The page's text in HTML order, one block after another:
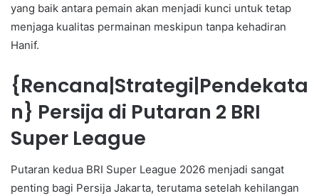
yang baik antara pemain akan menjadi kunci untuk tetap
menjaga kualitas permainan meskipun tanpa kehadiran
Hanif.
{Rencana|Strategi|Pendekata
n} Persija di Putaran 2 BRI
Super League
Putaran kedua BRI Super League 2026 menjadi sangat
penting bagi Persija Jakarta, terutama setelah kehilangan